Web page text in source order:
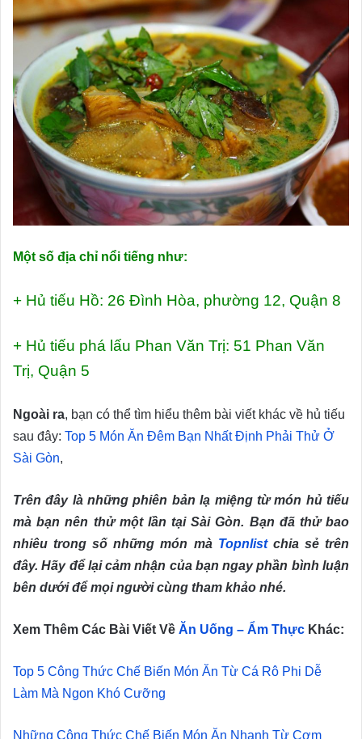
Một số địa chỉ nổi tiếng như:
+ Hủ tiếu Hồ: 26 Đình Hòa, phường 12, Quận 8
+ Hủ tiếu phá lấu Phan Văn Trị: 51 Phan Văn
Trị, Quận 5
Ngoài ra, bạn có thể tìm hiểu thêm bài viết khác về hủ tiếu
sau đây: Top 5 Món Ăn Đêm Bạn Nhất Định Phải Thử Ở
Sài Gòn,
Trên đây là những phiên bản lạ miệng từ món hủ tiếu
mà bạn nên thử một lần tại Sài Gòn. Bạn đã thử bao
nhiêu trong số những món mà Topnlistchia sẻ trên
đây. Hãy để lại cảm nhận của bạn ngay phần bình luận
bên dưới để mọi người cùng tham khảo nhé.
Xem Thêm Các Bài Viết Về Ăn Uống – Ẩm Thực Khác:
Top 5 Công Thức Chế Biến Món Ăn Từ Cá Rô Phi Dễ
Làm Mà Ngon Khó Cưỡng
Những Công Thức Chế Biến Món Ăn Nhanh Từ Cơm